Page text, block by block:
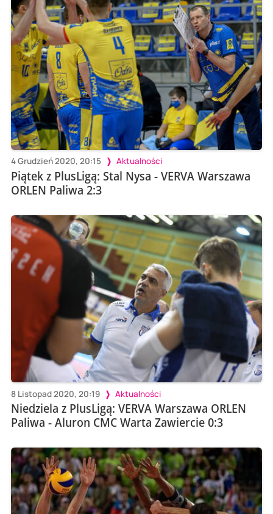
4 Grudzień 2020, 20:15 Aktualności
Piątek z PlusLigą: Stal Nysa - VERVA Warszawa
ORLEN Paliwa 2:3
8 Listopad 2020, 20:19 Aktualności
Niedziela z PlusLigą: VERVA Warszawa ORLEN
Paliwa - Aluron CMC Warta Zawiercie 0:3